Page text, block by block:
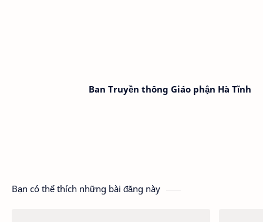
Ban Truyền thông Giáo phận Hà Tĩnh
Bạn có thể thích những bài đăng này